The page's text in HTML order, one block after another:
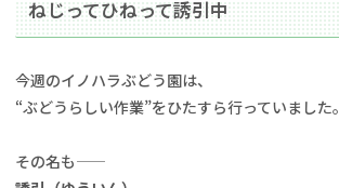
ねじってひねって誘引中
今週のイノハラぶどう園は、
“ぶどうらしい作業”をひたすら行っていました。
その名も——